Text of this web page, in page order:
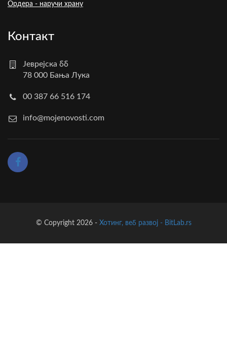
Ордера - наручи храну
Контакт
Јеврејска бб
78 000 Бања Лука
00 387 66 516 174
info@mojenovosti.com
© Copyright 2026 - Хотинг, веб развој - BitLab.rs